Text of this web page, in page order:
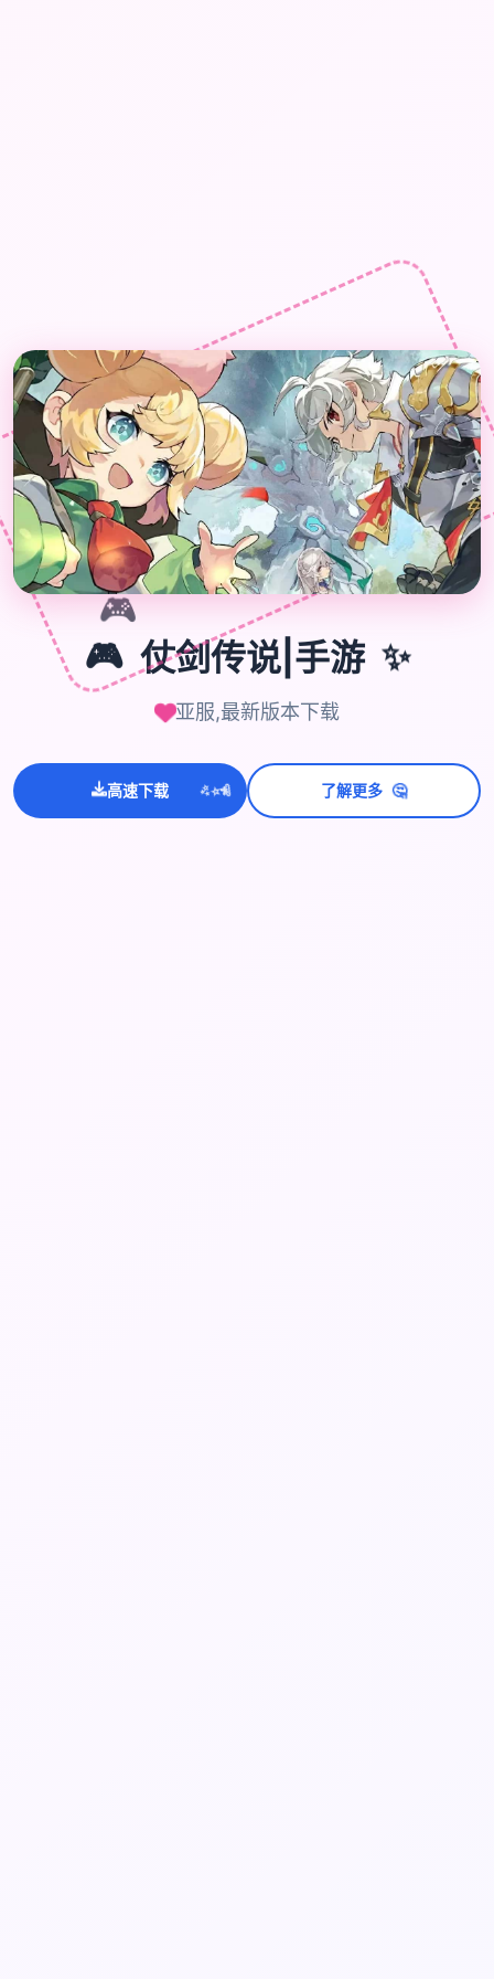
🎮
🎮 仗剑传说|手游 ✨
亚服,最新版本下载
高速下载 ✨⭐💫 了解更多 🤔